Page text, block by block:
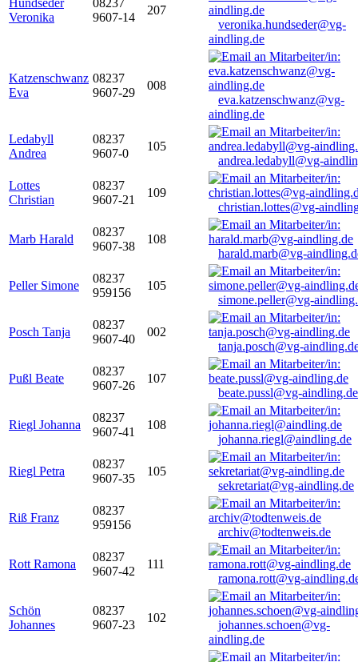
Hundseder
Veronika
08237
9607-14
207
veronika.hundseder@vg-
aindling.de
Katzenschwanz
Eva
08237
9607-29
008
eva.katzenschwanz@vg-
aindling.de
Ledabyll
Andrea
08237
9607-0
105
andrea.ledabyll@vg-
Lottes
Christian
08237
9607-21
109
christian.lottes@vg-
Marb Harald
08237
9607-38
108
harald.marb@vg-
Peller Simone
08237
959156
105
simone.peller@vg-
Posch Tanja
08237
9607-40
002
tanja.posch@vg-
Pußl Beate
08237
9607-26
107
beate.pussl@vg-aindling.de
Riegl Johanna
08237
9607-41
108
johanna.riegl@aindling.de
Riegl Petra
08237
9607-35
105
sekretariat@vg-aindling.de
Riß Franz
08237
959156
archiv@todtenweis.de
Rott Ramona
08237
9607-42
111
ramona.rott@vg-
Schön
Johannes
08237
9607-23
102
johannes.schoen@vg-
aindling.de